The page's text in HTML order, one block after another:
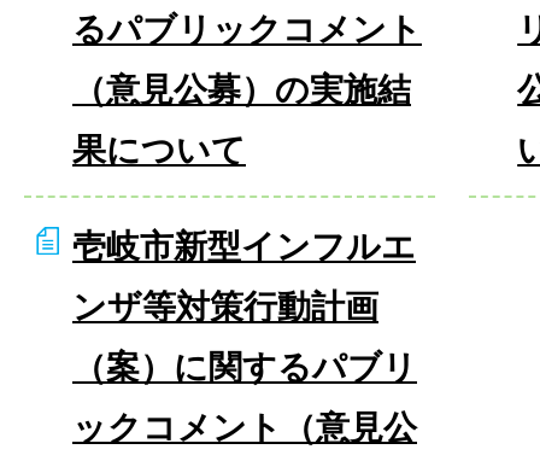
るパブリックコメント
（意見公募）の実施結
果について
壱岐市新型インフルエ
ンザ等対策行動計画
（案）に関するパブリ
ックコメント（意見公